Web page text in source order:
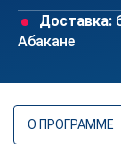
Доставка:
Абакане
О ПРОГРАММЕ